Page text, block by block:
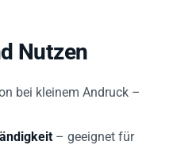
Nutzen
bei kleinem Andruck –
– geeignet für